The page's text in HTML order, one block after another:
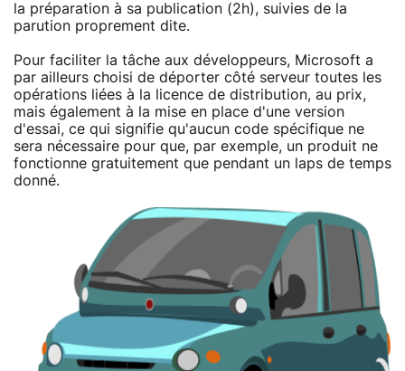
la préparation à sa publication (2h), suivies de la
parution proprement dite.
Pour faciliter la tâche aux développeurs, Microsoft a
par ailleurs choisi de déporter côté serveur toutes les
opérations liées à la licence de distribution, au prix,
mais également à la mise en place d'une version
d'essai, ce qui signifie qu'aucun code spécifique ne
sera nécessaire pour que, par exemple, un produit ne
fonctionne gratuitement que pendant un laps de temps
donné.